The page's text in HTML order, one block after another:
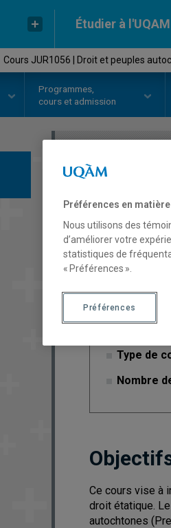
Étudier à l'UQAM
Cours JUR1056 | Droit et peuples
Programmes,
cours et admission
COURS
Type de
Nombre
Ce cours vise à
droit étatique.
autochtones
Préférences en
Nous utilisons des
d’améliorer votre
statistiques de
« Préférences ».
Préférences